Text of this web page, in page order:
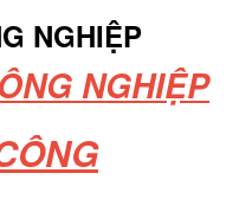
NGHIỆP
NGHIỆP